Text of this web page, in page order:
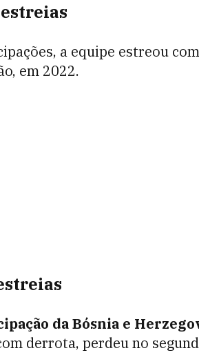
a equipe estreou
em 2022.
da Bósnia e
derrota, perdeu no